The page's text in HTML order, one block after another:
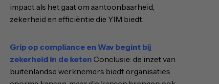
impact als het gaat om aantoonbaarheid,
zekerheid en efficiëntie die YIM biedt.
Grip op compliance en Wav begint bij
zekerheid in de keten Conclusie: de inzet van
buitenlandse werknemers biedt organisaties